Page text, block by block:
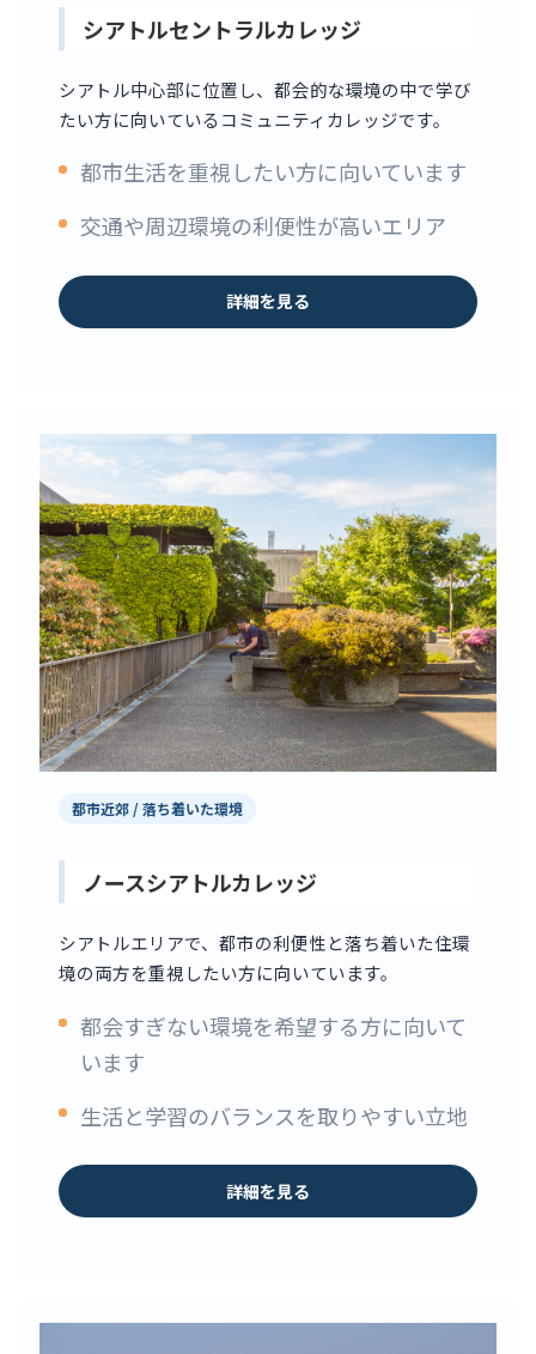
シアトルセントラルカレッジ
シアトル中心部に位置し、都会的な環境の中で学び
たい方に向いているコミュニティカレッジです。
都市生活を重視したい方に向いています
交通や周辺環境の利便性が高いエリア
詳細を見る
都市近郊 / 落ち着いた環境
ノースシアトルカレッジ
シアトルエリアで、都市の利便性と落ち着いた住環
境の両方を重視したい方に向いています。
都会すぎない環境を希望する方に向いて
います
生活と学習のバランスを取りやすい立地
詳細を見る